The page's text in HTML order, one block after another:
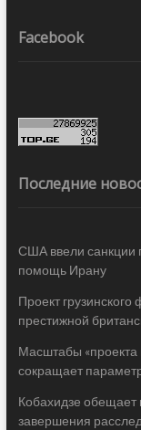
Facebook
Последние
США ввели санкции
помощь Ирану
Проект
престижной
Масштабы «проекта
сокращает
Кобахидзе обещает
завершения